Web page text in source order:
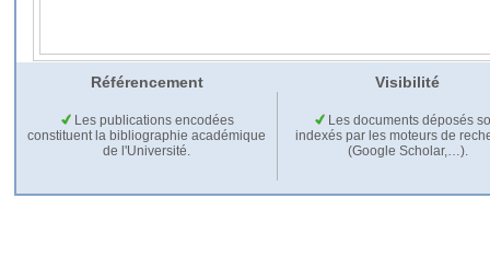
Référencement Visibilité
Les publications encodées
constituent la bibliographie académique
de l'Université.
Les documents déposés
indexés par les moteurs de
(Google Scholar,…).